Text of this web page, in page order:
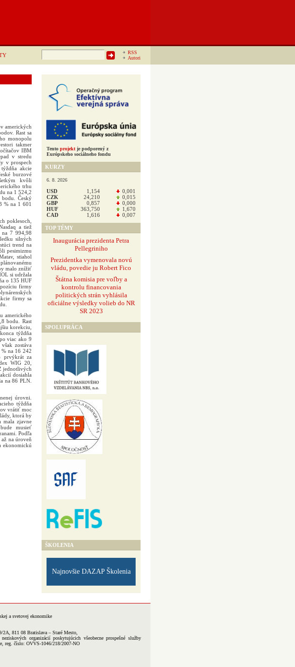
RSS
Autori
Hľadať:
amerických
Rast sa
monopolu
takmer
IBM
v stredu
v prospech
akcie
burzové
kvôli
trhu
na 1 524,2
Český
% na 1 601
poklesoch,
a tiež
na 7 994,98
silných
trend na
pesimizmu
stiahol
malo znížiť
si udržala
o 135 HUF
firmy
firmy sa
amerického
bodu. Rast
korekciu,
týždňa
viac ako 9
zostáva
na 16 242
prvýkrát za
WIG 20,
jednotlivých
dosiahla
na 86 PLN.
úrovni.
týždňa
vrátiť moc
ktorá by
mala zjavne
musieť
Podľa
na úroveň
ekonomickú
Tento projekt je podporený z
Európskeho sociálneho fondu
KURZY
6. 8. 2026
USD 1,154
0,001
CZK
24,210
0,015
GBP
0,857
0,000
HUF
363,750
1,670
CAD
1,616 0,007
TOP TÉMY
Inaugurácia prezidenta Petra
Pellegriniho
Prezidentka vymenovala novú
vládu, povedie ju Robert Fico
Štátna komisia pre voľby a
kontrolu financovania
politických strán vyhlásila
oficiálne výsledky volieb do NR
SR 2023
SPOLUPRÁCA
ŠKOLENIA
Najnovšie DAZAP Školenia
a svetovej ekonomike
2A, 811 08 Bratislava – Staré Mesto,
organizácií poskytujúcich všeobecne prospešné služby
reg. číslo: OVVS-1046/218/2007-NO